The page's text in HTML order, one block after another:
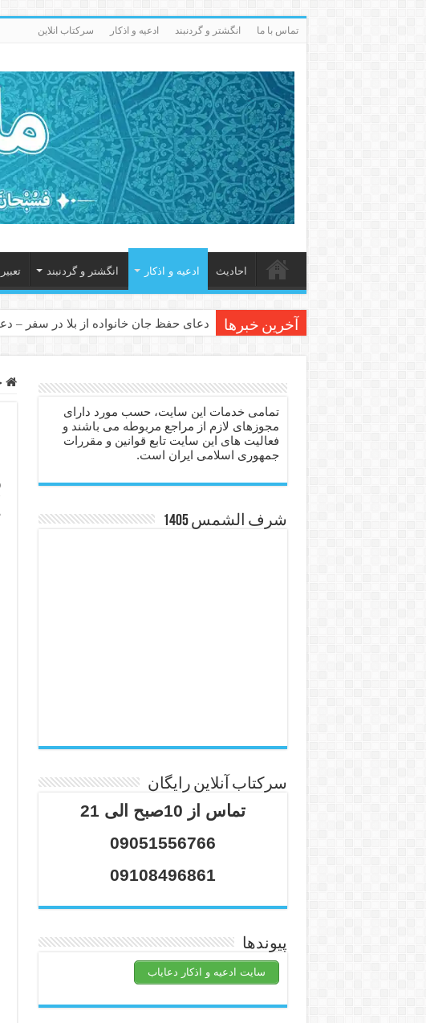
تماس با ما انگشتر و گردنبند ادعيه و اذكار سرکتاب انلاین
احاديث ادعيه و اذكار انگشتر و گردنبند
آخرین خبرها دعای حفظ جان خانواده از بلا در سفر –
دعا برای عاشق شدن طرف مقابل –
دعای حفظ جان عزیزان از بلا در سفر –
انواع ذکرهای الهی و خواص آن – مجرب
دعای روزی و رفع فقر – دعای مجرب برای
دعای قوی برای حاجات دنیا و آخرت –
ختم سوره تکاثر برای جذب ثروت – خواص
دعا قدرت و توانمندی – دعا برای افزایش
دعای ابودردا برای در امان ماندن از بلا
تمامی خدمات این سایت، حسب مورد دارای
مجوزهای لازم از مراجع مربوطه می باشند و
فعالیت های این سایت تابع قوانین و مقررات
جمهوری اسلامی ایران است.
شرف الشمس 1405
سرکتاب آنلاین رایگان
تماس از 10صبح الی 21
09051556766
09108496861
پیوندها
سایت ادعیه و اذکار دعایاب